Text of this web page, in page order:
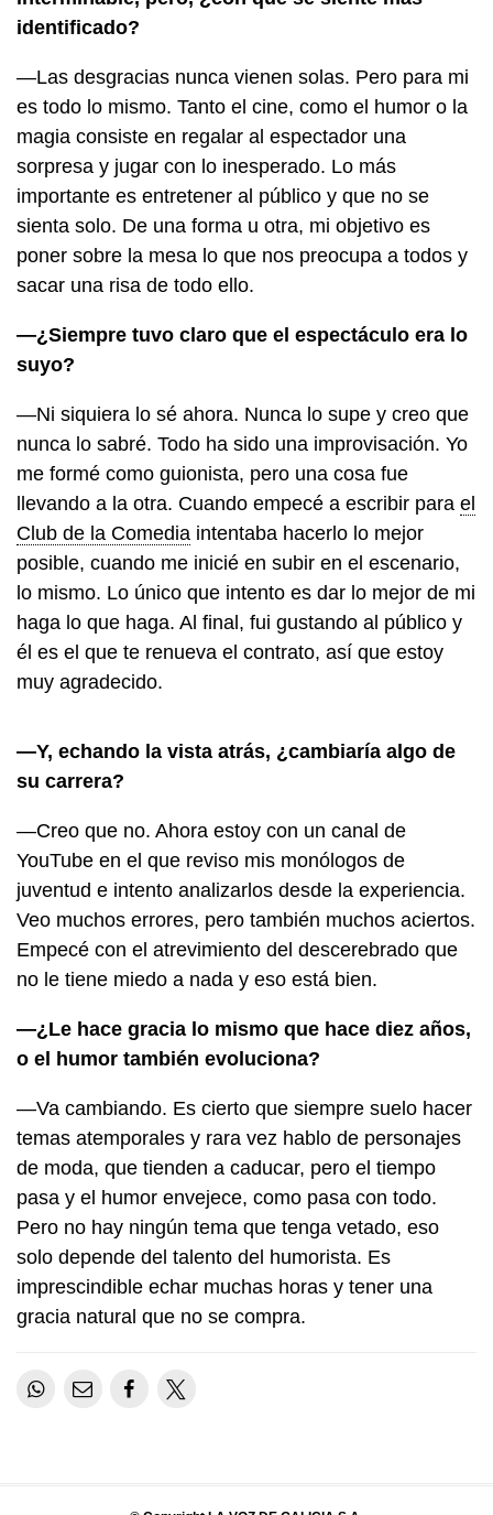
identificado?
—Las desgracias nunca vienen solas. Pero para mi
es todo lo mismo. Tanto el cine, como el humor o la
magia consiste en regalar al espectador una
sorpresa y jugar con lo inesperado. Lo más
importante es entretener al público y que no se
sienta solo. De una forma u otra, mi objetivo es
poner sobre la mesa lo que nos preocupa a todos y
sacar una risa de todo ello.
—¿Siempre tuvo claro que el espectáculo era lo
suyo?
—Ni siquiera lo sé ahora. Nunca lo supe y creo que
nunca lo sabré. Todo ha sido una improvisación. Yo
me formé como guionista, pero una cosa fue
llevando a la otra. Cuando empecé a escribir para el
Club de la Comedia intentaba hacerlo lo mejor
posible, cuando me inicié en subir en el escenario,
lo mismo. Lo único que intento es dar lo mejor de mi
haga lo que haga. Al final, fui gustando al público y
él es el que te renueva el contrato, así que estoy
muy agradecido.
—Y, echando la vista atrás, ¿cambiaría algo de
su carrera?
—Creo que no. Ahora estoy con un canal de
YouTube en el que reviso mis monólogos de
juventud e intento analizarlos desde la experiencia.
Veo muchos errores, pero también muchos aciertos.
Empecé con el atrevimiento del descerebrado que
no le tiene miedo a nada y eso está bien.
—¿Le hace gracia lo mismo que hace diez años,
o el humor también evoluciona?
—Va cambiando. Es cierto que siempre suelo hacer
temas atemporales y rara vez hablo de personajes
de moda, que tienden a caducar, pero el tiempo
pasa y el humor envejece, como pasa con todo.
Pero no hay ningún tema que tenga vetado, eso
solo depende del talento del humorista. Es
imprescindible echar muchas horas y tener una
gracia natural que no se compra.